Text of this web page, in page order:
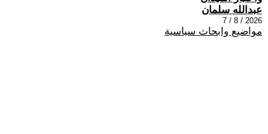
عبدالله سلمان
2026 / 8 / 7
مواضيع وابحاث سياسية